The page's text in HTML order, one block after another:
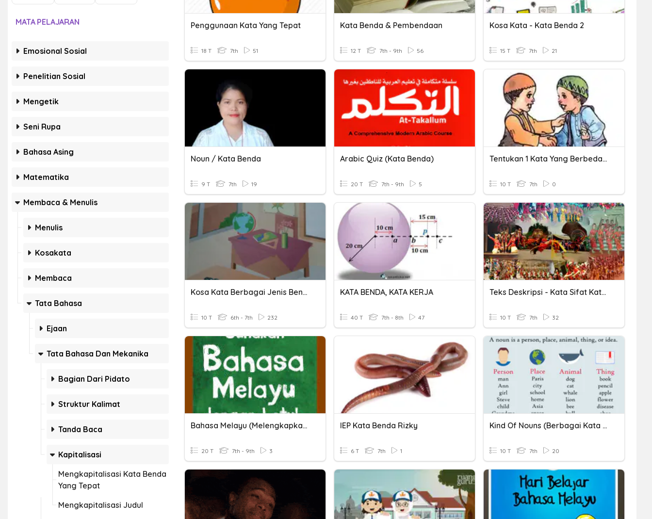
MATA PELAJARAN
Emosional Sosial
Penelitian Sosial
Mengetik
Seni Rupa
Bahasa Asing
Matematika
Membaca & Menulis
Menulis
Kosakata
Membaca
Tata Bahasa
Ejaan
Tata Bahasa Dan Mekanika
Bagian Dari Pidato
Struktur Kalimat
Tanda Baca
Kapitalisasi
Mengkapitalisasi Kata Benda
Yang Tepat
Mengkapitalisasi Judul
Penggunaan Kata Yang Tepat
18 T 7th 51
Kata Benda & Pembendaan
12 T 7th - 9th 56
Kosa Kata - Kata Benda 2
15 T 7th 21
Noun / Kata Benda
9 T 7th 19
Arabic Quiz (Kata Benda)
20 T 7th - 9th 5
Tentukan 1 Kata Yang Berbeda Dari Kata - Kata Yang Telah Disedia
10 T 7th 0
Kosa Kata Berbagai Jenis Benda
10 T 6th - 7th 232
KATA BENDA, KATA KERJA
40 T 7th - 8th 47
Teks Deskripsi - Kata Sifat Kata Benda - Kalimat Identifikas
10 T 7th 32
Bahasa Melayu (Melengkapkan Ayat Dengan Jawapan Yang Tepat)
20 T 7th - 9th 3
IEP Kata Benda Rizky
6 T 7th 1
Kind Of Nouns (Berbagai Kata Benda)
10 T 7th 20